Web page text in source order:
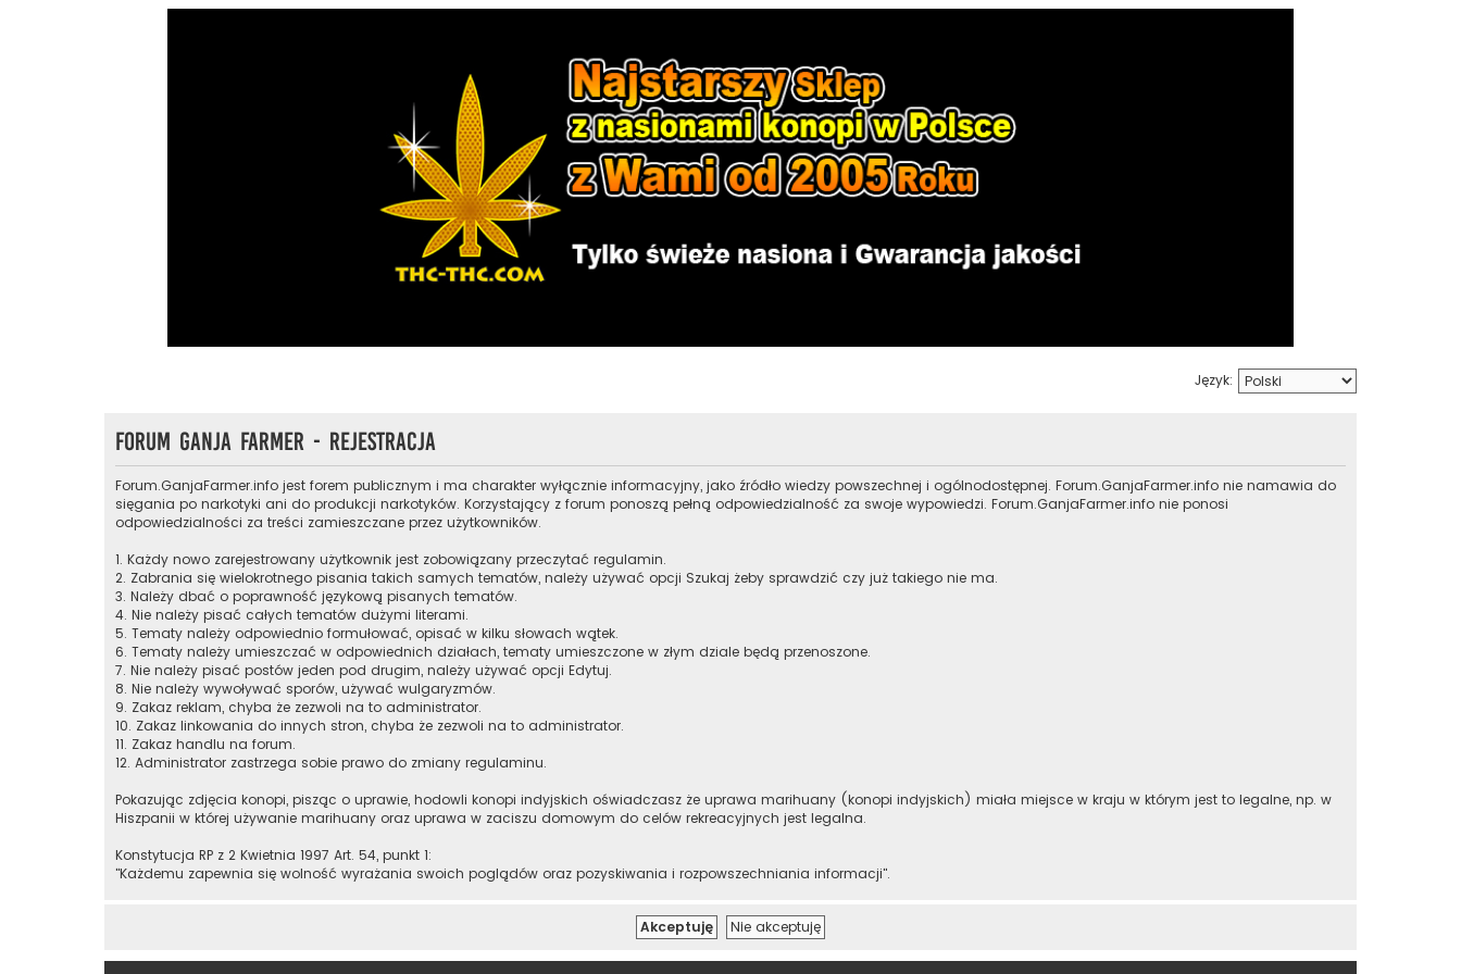
Język:
Forum Ganja Farmer - Rejestracja
Forum.GanjaFarmer.info jest forem publicznym i ma charakter wyłącznie informacyjny, jako źródło wiedzy powszechnej i ogólnodostępnej. Forum.GanjaFarmer.info nie namawia do
sięgania po narkotyki ani do produkcji narkotyków. Korzystający z forum ponoszą pełną odpowiedzialność za swoje wypowiedzi. Forum.GanjaFarmer.info nie ponosi
odpowiedzialności za treści zamieszczane przez użytkowników.
1. Każdy nowo zarejestrowany użytkownik jest zobowiązany przeczytać regulamin.
2. Zabrania się wielokrotnego pisania takich samych tematów, należy używać opcji Szukaj żeby sprawdzić czy już takiego nie ma.
3. Należy dbać o poprawność językową pisanych tematów.
4. Nie należy pisać całych tematów dużymi literami.
5. Tematy należy odpowiednio formułować, opisać w kilku słowach wątek.
6. Tematy należy umieszczać w odpowiednich działach, tematy umieszczone w złym dziale będą przenoszone.
7. Nie należy pisać postów jeden pod drugim, należy używać opcji Edytuj.
8. Nie należy wywoływać sporów, używać wulgaryzmów.
9. Zakaz reklam, chyba że zezwoli na to administrator.
10. Zakaz linkowania do innych stron, chyba że zezwoli na to administrator.
11. Zakaz handlu na forum.
12. Administrator zastrzega sobie prawo do zmiany regulaminu.
Pokazując zdjęcia konopi, pisząc o uprawie, hodowli konopi indyjskich oświadczasz że uprawa marihuany (konopi indyjskich) miała miejsce w kraju w którym jest to legalne, np. w
Hiszpanii w której używanie marihuany oraz uprawa w zaciszu domowym do celów rekreacyjnych jest legalna.
Konstytucja RP z 2 Kwietnia 1997 Art. 54, punkt 1:
"Każdemu zapewnia się wolność wyrażania swoich poglądów oraz pozyskiwania i rozpowszechniania informacji".